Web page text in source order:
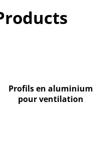
Profils en aluminium
pour ventilation